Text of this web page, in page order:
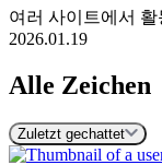
여러 사이트에서 활
2026.01.19
Alle Zeichen
Zuletzt gechattet